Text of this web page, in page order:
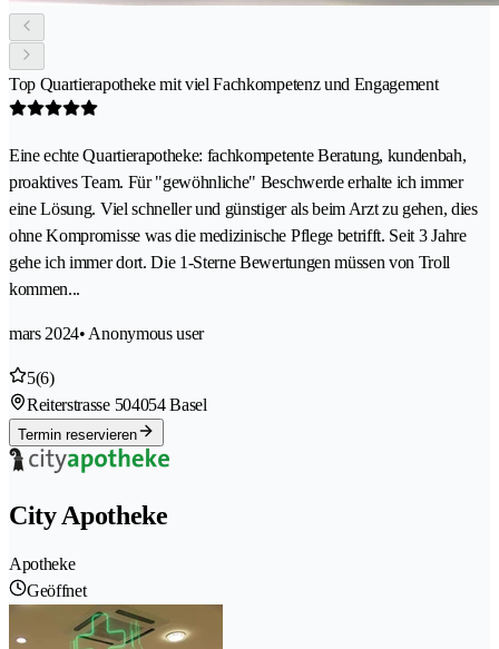
Top Quartierapotheke mit viel Fachkompetenz und Engagement
Eine echte Quartierapotheke: fachkompetente Beratung, kundenbah,
proaktives Team. Für "gewöhnliche" Beschwerde erhalte ich immer
eine Lösung. Viel schneller und günstiger als beim Arzt zu gehen, dies
ohne Kompromisse was die medizinische Pflege betrifft. Seit 3 Jahre
gehe ich immer dort. Die 1-Sterne Bewertungen müssen von Troll
kommen...
mars 2024• Anonymous user
5(6)
Reiterstrasse 504054 Basel
Termin reservieren
City Apotheke
Apotheke
Geöffnet